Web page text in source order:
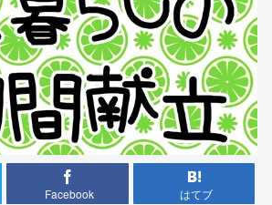
Facebook はてブ